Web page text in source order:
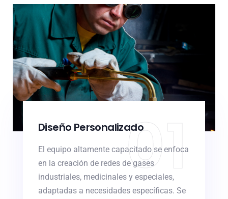
Diseño Personalizado
El equipo altamente capacitado se enfoca
en la creación de redes de gases
industriales, medicinales y especiales,
adaptadas a necesidades específicas. Se
01